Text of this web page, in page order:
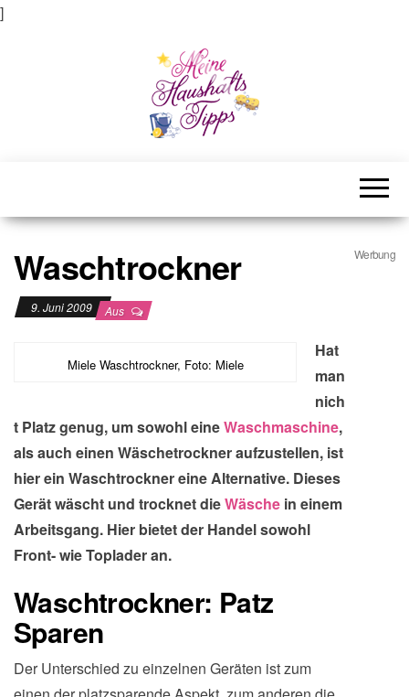
]
Waschtrockner Werbung
9. Juni 2009 Aus
Miele Waschtrockner, Foto: Miele
Hat
man
nich
t Platz genug, um sowohl eineWaschmaschine,
als auch einen Wäschetrockner aufzustellen, ist
hier ein Waschtrockner eine Alternative. Dieses
Gerät wäscht und trocknet dieWäsche in einem
Arbeitsgang. Hier bietet der Handel sowohl
Front- wie Toplader an.
Waschtrockner: Patz
Sparen
Der Unterschied zu einzelnen Geräten ist zum